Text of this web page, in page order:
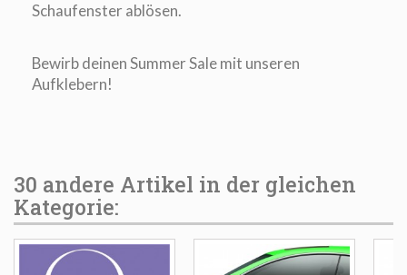
Schaufenster ablösen.
Bewirb deinen Summer Sale mit unseren
Aufklebern!
30 andere Artikel in der gleichen
Kategorie: